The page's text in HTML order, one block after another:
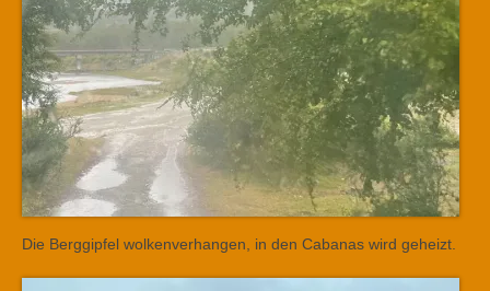
Die Berggipfel wolkenverhangen, in den Cabanas wird geheizt.